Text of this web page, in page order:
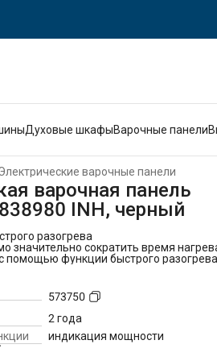
Духовые шкафыВарочные панели
варочные панели
техника
варочная панель
INH, черный
разогрева
значительно сократить время
помощью функции быстрого разогрева
нужную зону варочной
показателя мощности. MAX
режиме 2000вт, а при Booster 2300,
и быстрее.
выберите режим
Вы можете быстро начать готовку в
или жарка.
просто выберите
573750
2 года
индикация мощности